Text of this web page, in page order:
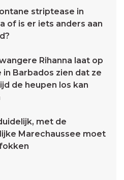
striptease in
of is er iets anders aan
Rihanna laat op
Barbados zien dat ze
de heupen los kan
met de
Marechaussee moet